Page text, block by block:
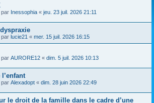
par Inessophia « jeu. 23 juil. 2026 21:11
par lucie21 « mer. 15 juil. 2026 16:15
par AURORE12 « dim. 5 juil. 2026 10:13
l’enfant
par Alexadopt « dim. 28 juin 2026 22:49
le droit de la famille dans le cadre d’une